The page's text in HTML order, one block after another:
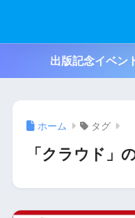
出版記念イベン
ホーム タグ
「クラウド」